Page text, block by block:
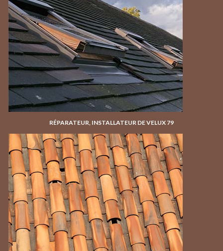
RÉPARATEUR, INSTALLATEUR DE VELUX 79